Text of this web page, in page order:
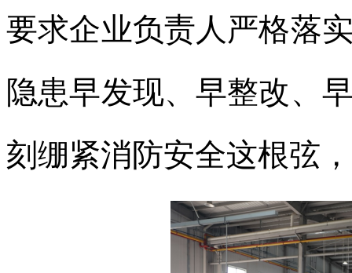
要求企业负责人严格落
隐患早发现、早整改、
刻绷紧消防安全这根弦